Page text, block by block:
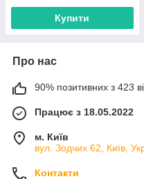
Купити
Про нас
90% позитивних з 423
Працює з 18.05.2022
м. Київ
вул. Зодчих 62, Київ,
Контакти